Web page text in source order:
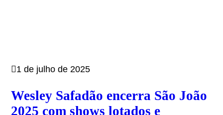
1 de julho de 2025
Wesley Safadão encerra São João
2025 com shows lotados e